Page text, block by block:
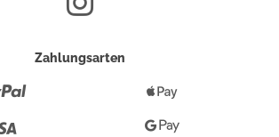
Zahlungsarten
Pay
Google